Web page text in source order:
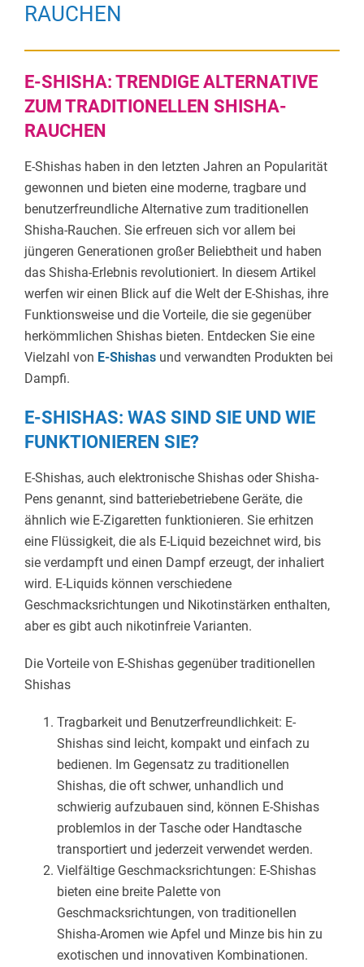
RAUCHEN
E-SHISHA: TRENDIGE ALTERNATIVE
ZUM TRADITIONELLEN SHISHA-
RAUCHEN
E-Shishas haben in den letzten Jahren an Popularität
gewonnen und bieten eine moderne, tragbare und
benutzerfreundliche Alternative zum traditionellen
Shisha-Rauchen. Sie erfreuen sich vor allem bei
jüngeren Generationen großer Beliebtheit und haben
das Shisha-Erlebnis revolutioniert. In diesem Artikel
werfen wir einen Blick auf die Welt der E-Shishas, ihre
Funktionsweise und die Vorteile, die sie gegenüber
herkömmlichen Shishas bieten. Entdecken Sie eine
Vielzahl von E-Shishas und verwandten Produkten bei
Dampfi.
E-SHISHAS: WAS SIND SIE UND WIE
FUNKTIONIEREN SIE?
E-Shishas, auch elektronische Shishas oder Shisha-
Pens genannt, sind batteriebetriebene Geräte, die
ähnlich wie E-Zigaretten funktionieren. Sie erhitzen
eine Flüssigkeit, die als E-Liquid bezeichnet wird, bis
sie verdampft und einen Dampf erzeugt, der inhaliert
wird. E-Liquids können verschiedene
Geschmacksrichtungen und Nikotinstärken enthalten,
aber es gibt auch nikotinfreie Varianten.
Die Vorteile von E-Shishas gegenüber traditionellen
Shishas
Tragbarkeit und Benutzerfreundlichkeit: E-
Shishas sind leicht, kompakt und einfach zu
bedienen. Im Gegensatz zu traditionellen
Shishas, die oft schwer, unhandlich und
schwierig aufzubauen sind, können E-Shishas
problemlos in der Tasche oder Handtasche
transportiert und jederzeit verwendet werden.
Vielfältige Geschmacksrichtungen: E-Shishas
bieten eine breite Palette von
Geschmacksrichtungen, von traditionellen
Shisha-Aromen wie Apfel und Minze bis hin zu
exotischen und innovativen Kombinationen.